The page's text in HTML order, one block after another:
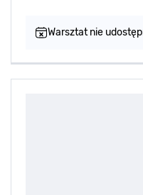
Warsztat nie